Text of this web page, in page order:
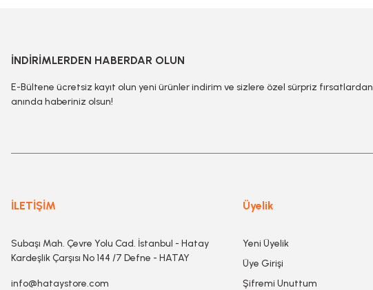
İNDİRİMLERDEN HABERDAR OLUN
E-Bültene ücretsiz kayıt olun yeni ürünler indirim ve sizlere özel sürpriz fırsatlardan
anında haberiniz olsun!
İLETİŞİM
Subaşı Mah. Çevre Yolu Cad. İstanbul - Hatay
Kardeşlik Çarşısı No 144 /7 Defne - HATAY
info@hataystore.com
Üyelik
Yeni Üyelik
Üye Girişi
Şifremi Unuttum